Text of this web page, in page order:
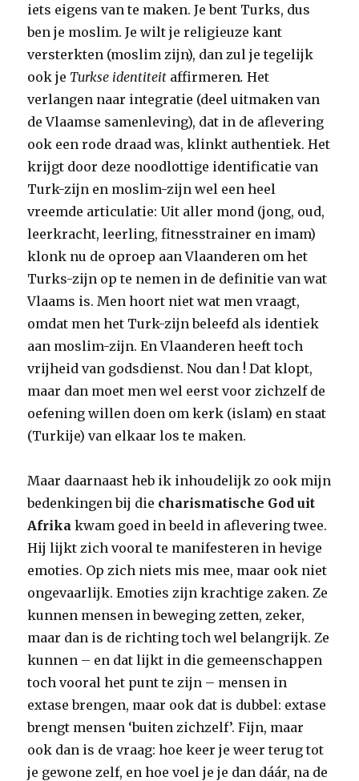
iets eigens van te maken. Je bent Turks, dus
ben je moslim. Je wilt je religieuze kant
versterkten (moslim zijn), dan zul je tegelijk
ook je Turkse identiteit affirmeren. Het
verlangen naar integratie (deel uitmaken van
de Vlaamse samenleving), dat in de aflevering
ook een rode draad was, klinkt authentiek. Het
krijgt door deze noodlottige identificatie van
Turk-zijn en moslim-zijn wel een heel
vreemde articulatie: Uit aller mond (jong, oud,
leerkracht, leerling, fitnesstrainer en imam)
klonk nu de oproep aan Vlaanderen om het
Turks-zijn op te nemen in de definitie van wat
Vlaams is. Men hoort niet wat men vraagt,
omdat men het Turk-zijn beleefd als identiek
aan moslim-zijn. En Vlaanderen heeft toch
vrijheid van godsdienst. Nou dan ! Dat klopt,
maar dan moet men wel eerst voor zichzelf de
oefening willen doen om kerk (islam) en staat
(Turkije) van elkaar los te maken.
Maar daarnaast heb ik inhoudelijk zo ook mijn
bedenkingen bij die charismatische God uit
Afrikakwam goed in beeld in aflevering twee.
Hij lijkt zich vooral te manifesteren in hevige
emoties. Op zich niets mis mee, maar ook niet
ongevaarlijk. Emoties zijn krachtige zaken. Ze
kunnen mensen in beweging zetten, zeker,
maar dan is de richting toch wel belangrijk. Ze
kunnen – en dat lijkt in die gemeenschappen
toch vooral het punt te zijn – mensen in
extase brengen, maar ook dat is dubbel: extase
brengt mensen ‘buiten zichzelf’. Fijn, maar
ook dan is de vraag: hoe keer je weer terug tot
je gewone zelf, en hoe voel je je dan dáár, na de